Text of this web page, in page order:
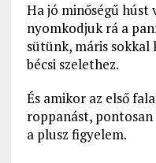
Ha jó minőségű húst
nyomkodjuk rá a
sütünk, máris sokkal
bécsi szelethez.
És amikor az első
roppanást,
a plusz figyelem.